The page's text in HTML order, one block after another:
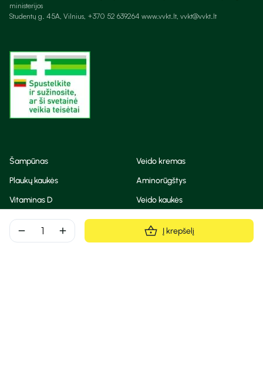
remove add Į krepšelį
ministerijos
Studentų g. 45A, Vilnius, +370 52 639264 www.vvkt.lt, vvkt@vvkt.lt
Šampūnas
Veido kremas
Plaukų kaukės
Aminorūgštys
Vitaminas D
Veido kaukės
Korėjietiška kosmetika
Eteriniai aliejai
Dezodorantas
BB ir CC kremas